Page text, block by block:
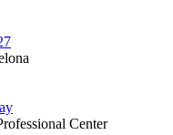
Center